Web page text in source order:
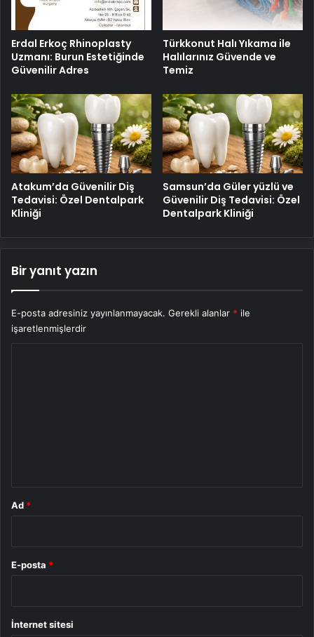
Erdal Erkoç Rhinoplasty
Uzmanı: Burun Estetiğinde
Güvenilir Adres
Türkkonut Halı Yıkama ile
Halılarınız Güvende ve
Temiz
Atakum’da Güvenilir Diş
Tedavisi: Özel Dentalpark
Kliniği
Samsun’da Güler yüzlü ve
Güvenilir Diş Tedavisi: Özel
Dentalpark Kliniği
Bir yanıt yazın
E-posta adresiniz yayınlanmayacak. Gerekli alanlar * ile
işaretlenmişlerdir
Ad *
E-posta *
İnternet sitesi